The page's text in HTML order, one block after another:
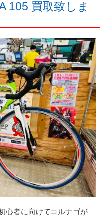
105 買取致しま
心者に向けてコルナゴが